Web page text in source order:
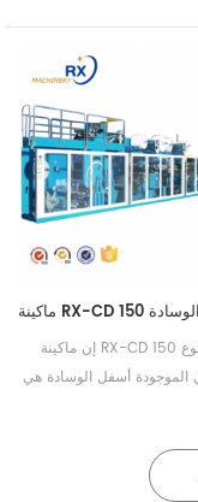
إن ماكينة RX-CD 150 من النوع
الموجودة أسفل الوسادة هي